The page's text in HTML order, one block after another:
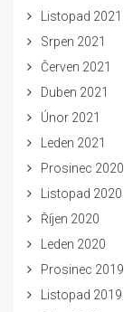
Listopad 2021
Srpen 2021
Červen 2021
Duben 2021
Únor 2021
Leden 2021
Prosinec 2020
Listopad 2020
Říjen 2020
Leden 2020
Prosinec 2019
Listopad 2019